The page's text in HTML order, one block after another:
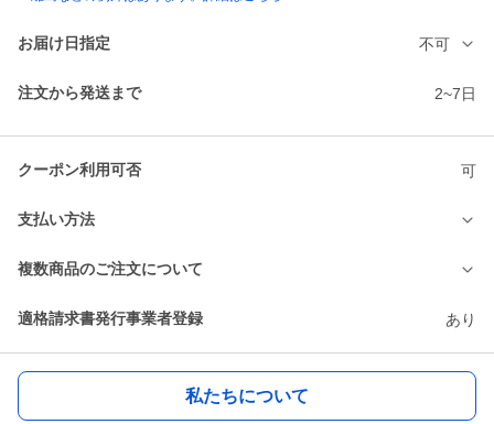
お届け日指定 不可
注文から発送まで 2~7日
クーポン利用可否 可
支払い方法
複数商品のご注文について
適格請求書発行事業者登録 あり
私たちについて